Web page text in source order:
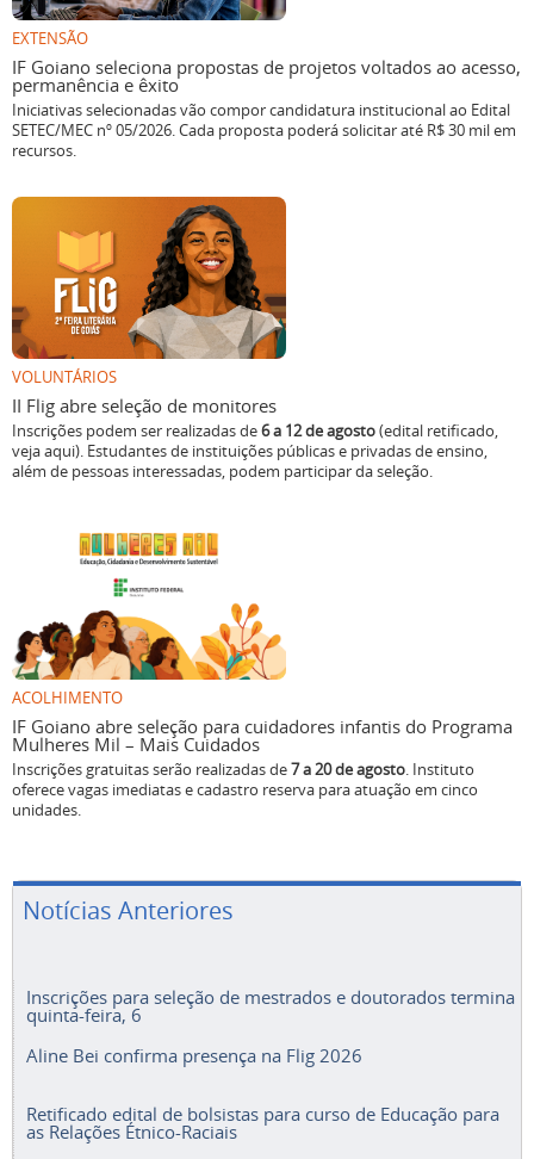
EXTENSÃO
IF Goiano seleciona propostas de projetos voltados ao acesso,
permanência e êxito
Iniciativas selecionadas vão compor candidatura institucional ao Edital
SETEC/MEC nº 05/2026. Cada proposta poderá solicitar até R$ 30 mil em
recursos.
VOLUNTÁRIOS
II Flig abre seleção de monitores
Inscrições podem ser realizadas de6 a 12 de agosto(edital retificado,
veja aqui). Estudantes de instituições públicas e privadas de ensino,
além de pessoas interessadas, podem participar da seleção.
ACOLHIMENTO
IF Goiano abre seleção para cuidadores infantis do Programa
Mulheres Mil – Mais Cuidados
Inscrições gratuitas serão realizadas de7 a 20 de agosto. Instituto
oferece vagas imediatas e cadastro reserva para atuação em cinco
unidades.
Notícias Anteriores
Inscrições para seleção de mestrados e doutorados termina
quinta-feira, 6
Aline Bei confirma presença na Flig 2026
Retificado edital de bolsistas para curso de Educação para
as Relações Étnico-Raciais